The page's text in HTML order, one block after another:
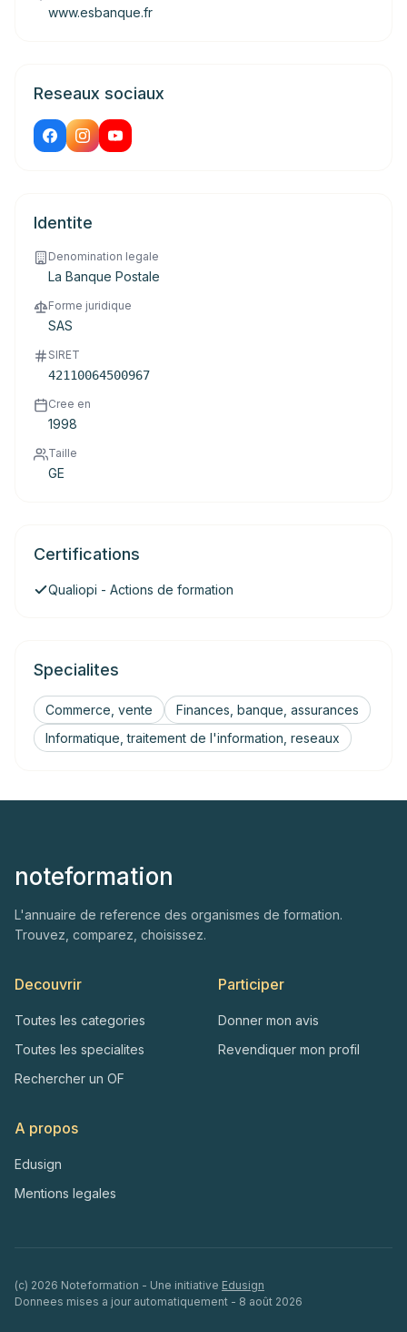
www.esbanque.fr
Reseaux sociaux
Identite
Denomination legale
La Banque Postale
Forme juridique
SAS
SIRET
42110064500967
Cree en
1998
Taille
GE
Certifications
Qualiopi - Actions de formation
Specialites
Commerce, vente
Finances, banque, assurances
Informatique, traitement de l'information, reseaux
noteformation
L'annuaire de reference des organismes de formation.
Trouvez, comparez, choisissez.
Decouvrir
Toutes les categories
Toutes les specialites
Rechercher un OF
Participer
Donner mon avis
Revendiquer mon profil
A propos
Edusign
Mentions legales
(c) 2026 Noteformation - Une initiative Edusign
Donnees mises a jour automatiquement - 8 août 2026